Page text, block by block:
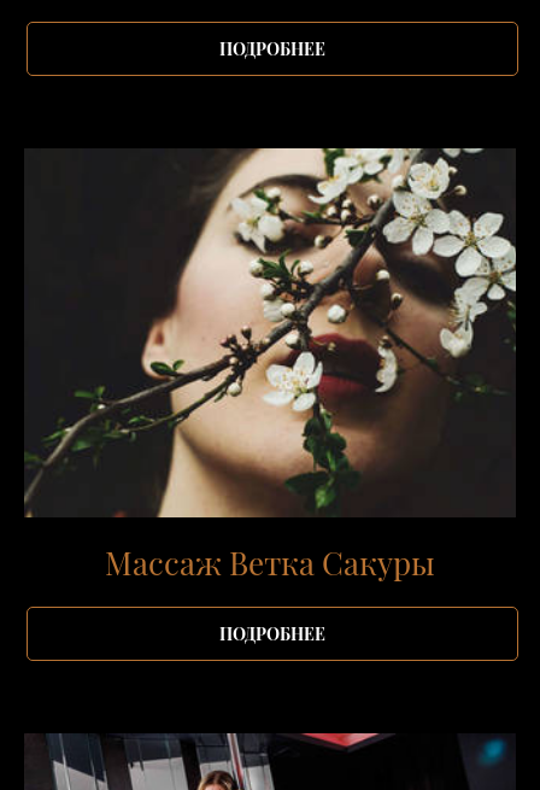
ПОДРОБНЕЕ
Массаж Ветка Сакуры
ПОДРОБНЕЕ